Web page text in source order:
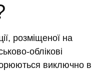
розміщеної на
облікові
виключно в